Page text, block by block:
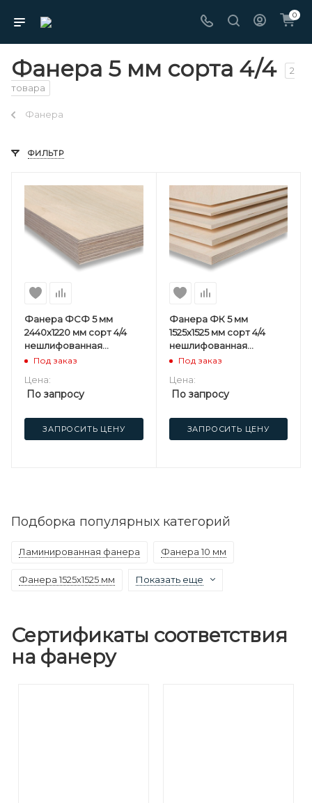
0
Фанера 5 мм сорта 4/4
2
товара
Фанера
ФИЛЬТР
Фанера ФСФ 5 мм
2440х1220 мм сорт 4/4
нешлифованная
березовая
Под заказ
Цена:
По запросу
ЗАПРОСИТЬ ЦЕНУ
Фанера ФК 5 мм
1525х1525 мм сорт 4/4
нешлифованная
березовая
Под заказ
Цена:
По запросу
ЗАПРОСИТЬ ЦЕНУ
Подборка популярных категорий
Ламинированная фанера Фанера 10 мм
Фанера 1525х1525 мм Показать еще
Сертификаты соответствия
на фанеру